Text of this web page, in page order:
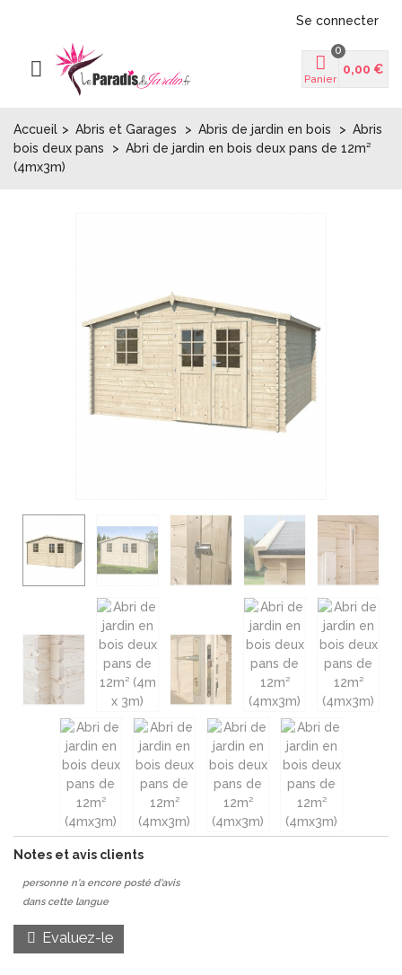
Se connecter
Panier
0
0,00 €
Accueil > Abris et Garages > Abris de jardin en bois > Abris
bois deux pans
> Abri de jardin en bois deux pans de 12m²
(4mx3m)
Notes et avis clients
personne n'a encore posté d'avis
dans cette langue
Evaluez-le